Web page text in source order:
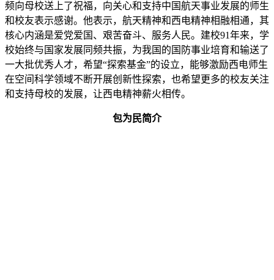
频向母校送上了祝福，向关心和支持中国航天事业发展的师生
和校友表示感谢。他表示，航天精神和西电精神相融相通，其
核心内涵是爱党爱国、艰苦奋斗、服务人民。建校91年来，学
校始终与国家发展同频共振，为我国的国防事业培育和输送了
一大批优秀人才，希望“探索基金”的设立，能够激励西电师生
在空间科学领域不断开展创新性探索，也希望更多的校友关注
和支持母校的发展，让西电精神薪火相传。
包为民简介